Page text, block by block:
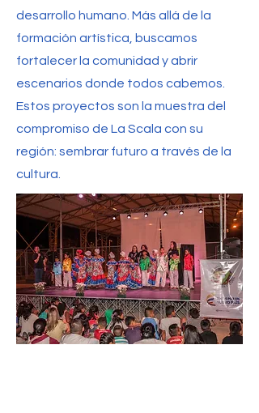
desarrollo humano. Más allá de la
formación artística, buscamos
fortalecer la comunidad y abrir
escenarios donde todos cabemos.
Estos proyectos son la muestra del
compromiso de La Scala con su
región: sembrar futuro a través de la
cultura.